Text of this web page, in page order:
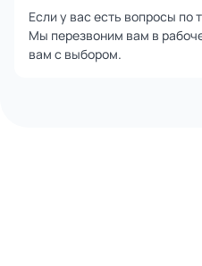
Если у вас есть вопросы по
Мы перезвоним вам в
вам с выбором.